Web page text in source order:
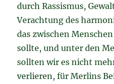
durch Rassismus,
Verachtung des
das zwischen
sollte, und unter den
sollten wir es nicht
verlieren, für Merlins